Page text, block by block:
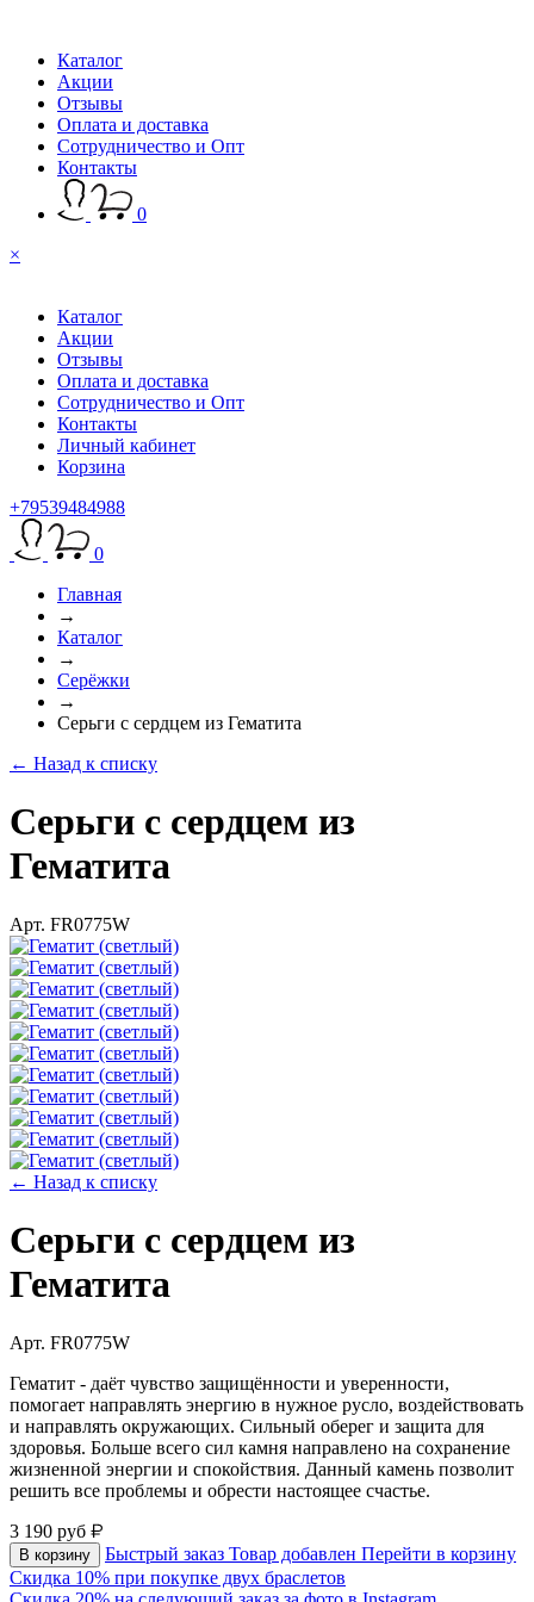
Каталог
Акции
Отзывы
Оплата и доставка
Сотрудничество и Опт
Контакты
0
×
Каталог
Акции
Отзывы
Оплата и доставка
Сотрудничество и Опт
Контакты
Личный кабинет
Корзина
+79539484988
0
Главная
→
Каталог
→
Серёжки
→
Серьги с сердцем из Гематита
← Назад к списку
Серьги с сердцем из
Гематита
Арт. FR0775W
← Назад к списку
Серьги с сердцем из
Гематита
Арт. FR0775W
Гематит - даёт чувство защищённости и уверенности,
помогает направлять энергию в нужное русло, воздействовать
и направлять окружающих. Сильный оберег и защита для
здоровья. Больше всего сил камня направлено на сохранение
жизненной энергии и спокойствия. Данный камень позволит
решить все проблемы и обрести настоящее счастье.
3 190 руб
В корзину Быстрый заказ Товар добавлен Перейти в корзину
Скидка 10% при покупке двух браслетов